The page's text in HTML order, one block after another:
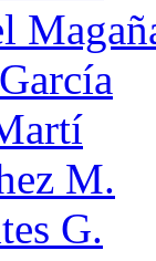
M.
G.